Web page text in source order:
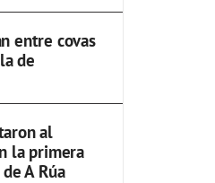
entre covas
de
al
la primera
A Rúa